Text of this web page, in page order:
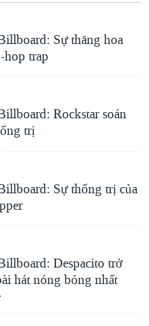
Sự thăng hoa
hop trap
Rockstar soán
trị
Sự thống trị của
Despacito trở
hát nóng bỏng nhất